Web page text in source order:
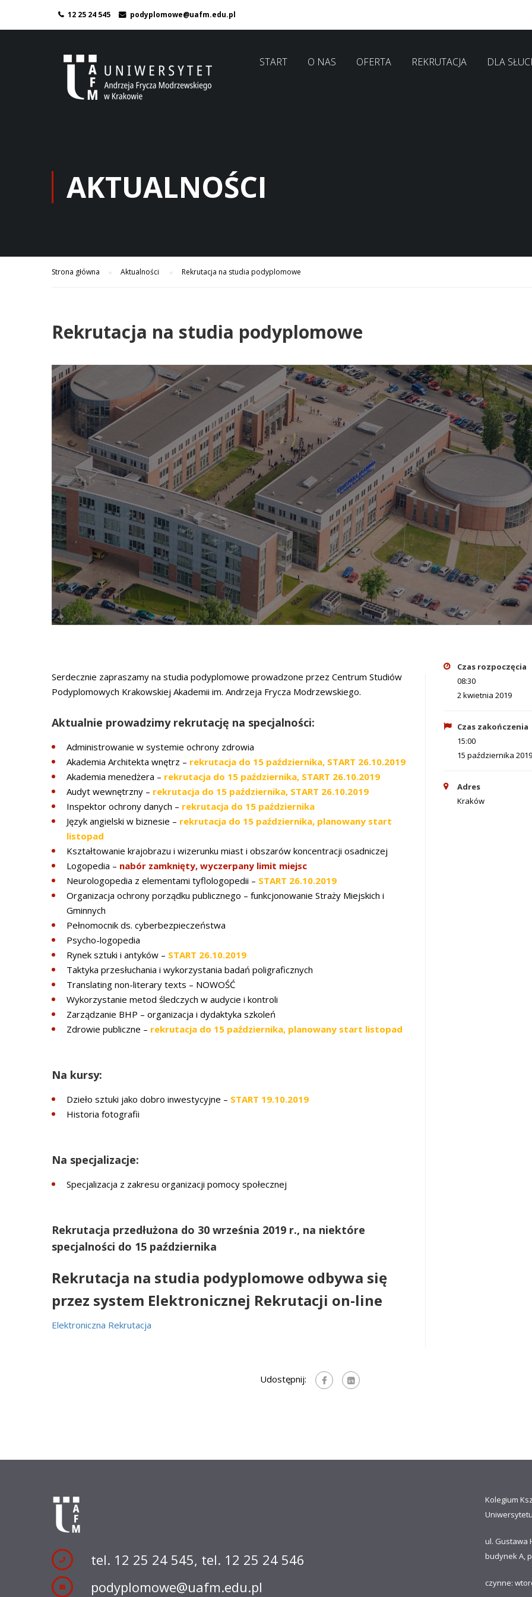
12 25 24 545 podyplomowe@uafm.edu.pl
START O NAS OFERTA REKRUTACJA DLA
AKTUALNOŚCI
Strona główna Aktualności Rekrutacja na studia podyplomowe
Rekrutacja na studia podyplomowe
Serdecznie zapraszamy na studia podyplomowe prowadzone przez Centrum Studiów
Podyplomowych Krakowskiej Akademii im. Andrzeja Frycza Modrzewskiego.
Aktualnie prowadzimy rekrutację na specjalności:
Administrowanie w systemie ochrony zdrowia
Akademia Architekta wnętrz – rekrutacja do 15 października, START 26.10.2019
Akademia menedżera – rekrutacja do 15 października, START 26.10.2019
Audyt wewnętrzny – rekrutacja do 15 października, START 26.10.2019
Inspektor ochrony danych – rekrutacja do 15 października
Język angielski w biznesie – rekrutacja do 15 października, planowany start
listopad
Kształtowanie krajobrazu i wizerunku miast i obszarów koncentracji osadniczej
Logopedia – nabór zamknięty, wyczerpany limit miejsc
Neurologopedia z elementami tyflologopedii – START 26.10.2019
Organizacja ochrony porządku publicznego – funkcjonowanie Straży Miejskich i
Gminnych
Pełnomocnik ds. cyberbezpieczeństwa
Psycho-logopedia
Rynek sztuki i antyków – START 26.10.2019
Taktyka przesłuchania i wykorzystania badań poligraficznych
Translating non-literary texts – NOWOŚĆ
Wykorzystanie metod śledczych w audycie i kontroli
Zarządzanie BHP – organizacja i dydaktyka szkoleń
Zdrowie publiczne – rekrutacja do 15 października, planowany start listopad
Na kursy:
Dzieło sztuki jako dobro inwestycyjne – START 19.10.2019
Historia fotografii
Na specjalizacje:
Specjalizacja z zakresu organizacji pomocy społecznej
Rekrutacja przedłużona do 30 września 2019 r., na niektóre
specjalności do 15 października
Rekrutacja na studia podyplomowe odbywa się
przez system Elektronicznej Rekrutacji on-line
Elektroniczna Rekrutacja
Czas rozpoczęcia
08:30
2 kwietnia 2019
Czas zakończenia
15:00
15 października 2019
Adres
Kraków
Udostępnij:
tel. 12 25 24 545, tel. 12 25 24 546
podyplomowe@uafm.edu.pl
Kolegium
ul. Gustawa
budynek A,
czynne: